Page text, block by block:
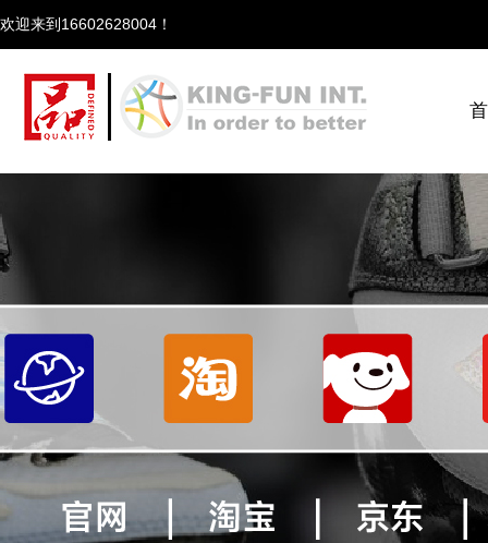
欢迎来到